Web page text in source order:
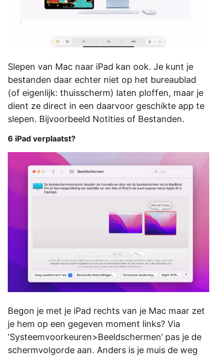
Slepen van Mac naar iPad kan ook. Je kunt je
bestanden daar echter niet op het bureaublad
(of eigenlijk: thuisscherm) laten ploffen, maar je
dient ze direct in een daarvoor geschikte app te
slepen. Bijvoorbeeld Notities of Bestanden.
6 iPad verplaatst?
Begon je met je iPad rechts van je Mac maar zet
je hem op een gegeven moment links? Via
‘Systeemvoorkeuren>Beeldschermen’ pas je de
schermvolgorde aan. Anders is je muis de weg